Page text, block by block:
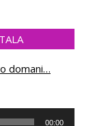
domani…
00:00